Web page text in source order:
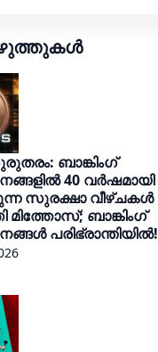
ബാങ്കിംഗ്
40 വർഷമായി
സുരക്ഷാ വീഴ്ചകൾ
മിത്തോസ്‌; ബാങ്കിംഗ്
പരിഭ്രാന്തിയിൽ!